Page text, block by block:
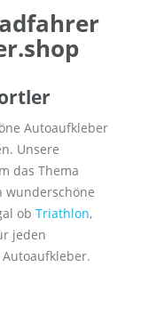
Autoaufkleber
Unsere
das Thema
wunderschöne
ob Triathlon,
jeden